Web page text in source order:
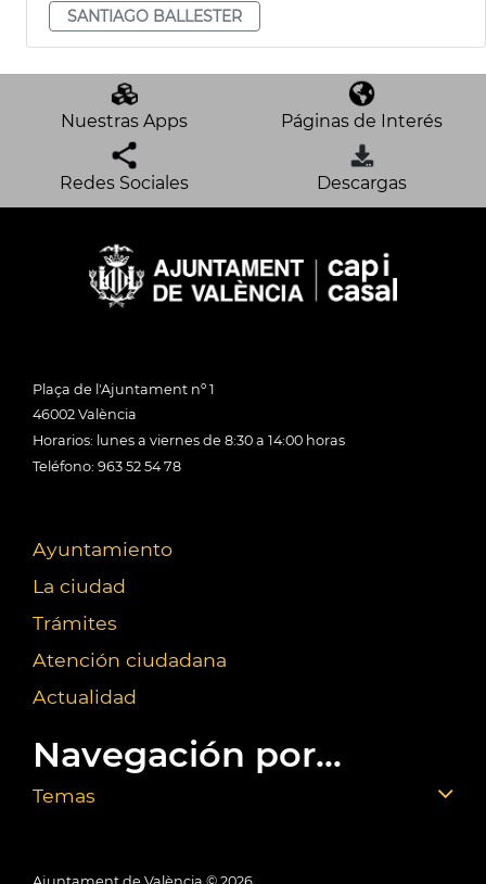
SANTIAGO BALLESTER
Nuestras Apps Páginas de Interés
Redes Sociales Descargas
Plaça de l'Ajuntament nº 1
46002 València
Horarios: lunes a viernes de 8:30 a 14:00 horas
Teléfono: 963 52 54 78
Ayuntamiento
La ciudad
Trámites
Atención ciudadana
Actualidad
Navegación por...
Temas